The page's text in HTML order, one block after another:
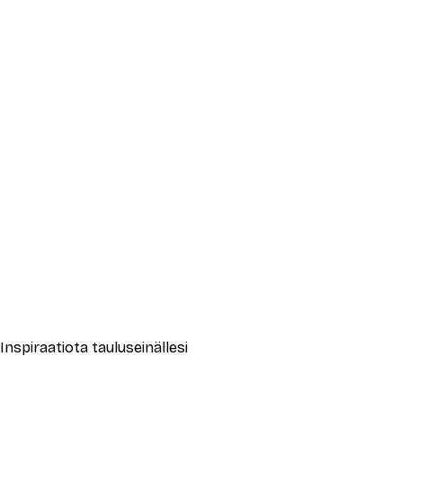
Inspiraatiota tauluseinällesi